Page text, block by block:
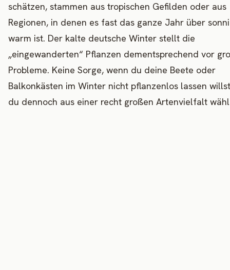
schätzen, stammen aus tropischen Gefilden oder aus
Regionen, in denen es fast das ganze Jahr über
warm ist. Der kalte deutsche Winter stellt die
„eingewanderten“ Pflanzen dementsprechend vor
Probleme. Keine Sorge, wenn du deine Beete oder
Balkonkästen im Winter nicht pflanzenlos lassen
du dennoch aus einer recht großen Artenvielfalt